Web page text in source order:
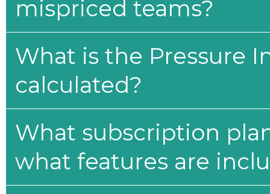
mispriced teams?
What is the Pressure
calculated?
What subscription
what features are